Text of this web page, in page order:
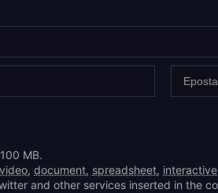
MB.
video, document, spreadsheet, interactive
and other services inserted in the